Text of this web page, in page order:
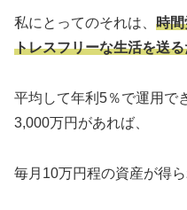
私にとってのそれは、 時
トレスフリーな生活を送
平均して年利5％で運用で
3,000万円があれば、
毎月10万円程の資産が得